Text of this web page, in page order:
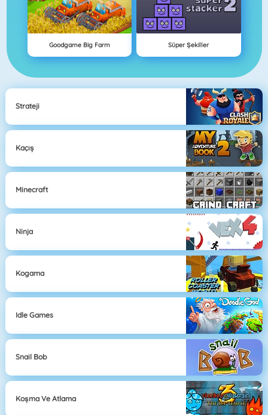
Goodgame Big Farm Süper Şekiller
Strateji
Kaçış
Minecraft
Ninja
Kogama
Idle Games
Snail Bob
Koşma Ve Atlama